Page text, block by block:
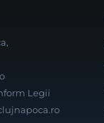
Legii